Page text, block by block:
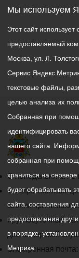
График
работы
администрации
местного
самоуправления
города
С понедельника по
Телефон контакт-
звонки
Круглосуточный
диспетчерской
Электронная почта:
Мы используем
Этот сайт
предоставляемый
Москва, ул. Л.
Сервис Яндекс
текстовые файлы,
целью анализа их
Собранная при
идентифицировать
нашего сайта.
собранная при
храниться на
будет обрабатывать
сайта, составления
предоставления
в порядке,
Метрика.